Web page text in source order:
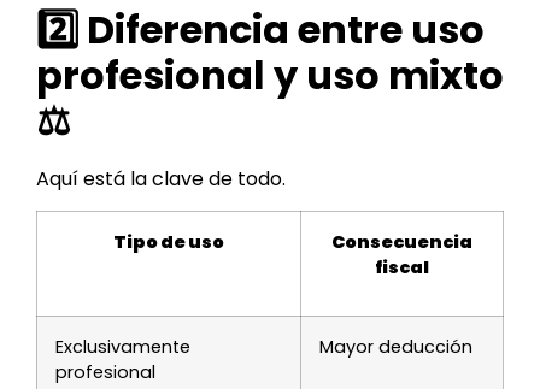
2️⃣ Diferencia entre uso
profesional y uso mixto
⚖️
Aquí está la clave de todo.
Tipo de uso
Consecuencia
fiscal
Exclusivamente
profesional
Mayor deducción